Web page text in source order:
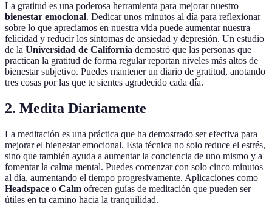
La gratitud es una poderosa herramienta para mejorar nuestro
bienestar emocional. Dedicar unos minutos al día para reflexionar
sobre lo que apreciamos en nuestra vida puede aumentar nuestra
felicidad y reducir los síntomas de ansiedad y depresión. Un estudio
de la Universidad de California demostró que las personas que
practican la gratitud de forma regular reportan niveles más altos de
bienestar subjetivo. Puedes mantener un diario de gratitud, anotando
tres cosas por las que te sientes agradecido cada día.
2. Medita Diariamente
La meditación es una práctica que ha demostrado ser efectiva para
mejorar el bienestar emocional. Esta técnica no solo reduce el estrés,
sino que también ayuda a aumentar la conciencia de uno mismo y a
fomentar la calma mental. Puedes comenzar con solo cinco minutos
al día, aumentando el tiempo progresivamente. Aplicaciones como
Headspace o Calm ofrecen guías de meditación que pueden ser
útiles en tu camino hacia la tranquilidad.